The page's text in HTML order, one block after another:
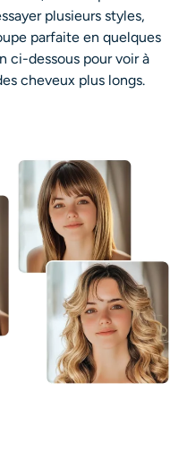
plusieurs styles,
parfaite en quelques
ci-dessous pour voir à
cheveux plus longs.